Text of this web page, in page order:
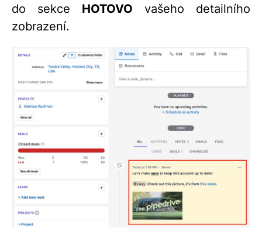
do sekce HOTOVO vašeho detailního
zobrazení.